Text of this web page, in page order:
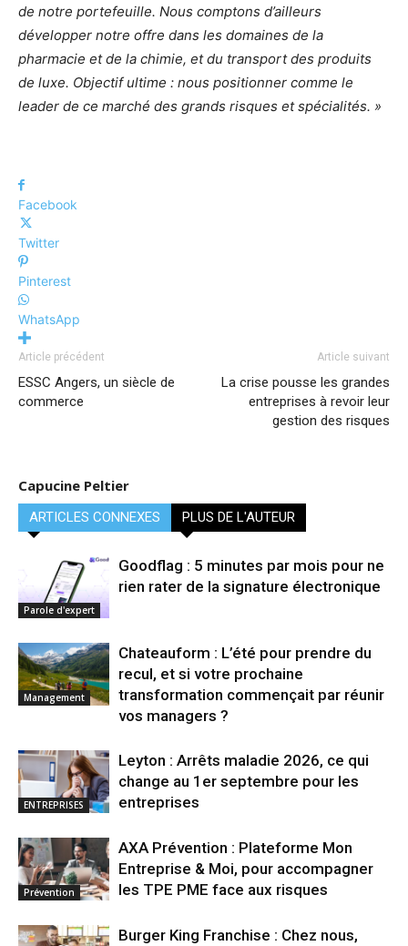
de notre portefeuille. Nous comptons d’ailleurs
développer notre offre dans les domaines de la
pharmacie et de la chimie, et du transport des produits
de luxe. Objectif ultime : nous positionner comme le
leader de ce marché des grands risques et spécialités. »
Facebook
Twitter
Pinterest
WhatsApp
Article précédent
ESSC Angers, un siècle de
commerce
Article suivant
La crise pousse les grandes
entreprises à revoir leur
gestion des risques
Capucine Peltier
ARTICLES CONNEXES PLUS DE L'AUTEUR
Parole d'expert
Goodflag : 5 minutes par mois pour ne
rien rater de la signature électronique
Management
Chateauform : L’été pour prendre du
recul, et si votre prochaine
transformation commençait par réunir
vos managers ?
ENTREPRISES
Leyton : Arrêts maladie 2026, ce qui
change au 1er septembre pour les
entreprises
Prévention
AXA Prévention : Plateforme Mon
Entreprise & Moi, pour accompagner
les TPE PME face aux risques
Burger King Franchise : Chez nous,